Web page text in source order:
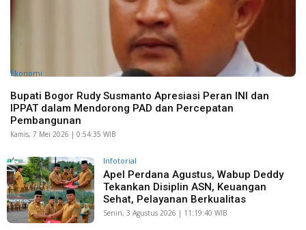
Ekonomi
Bupati Bogor Rudy Susmanto Apresiasi Peran INI dan
IPPAT dalam Mendorong PAD dan Percepatan
Pembangunan
Kamis, 7 Mei 2026 | 0:54:35 WIB
Infotorial
Apel Perdana Agustus, Wabup Deddy
Tekankan Disiplin ASN, Keuangan
Sehat, Pelayanan Berkualitas
Senin, 3 Agustus 2026 | 11:19:40 WIB